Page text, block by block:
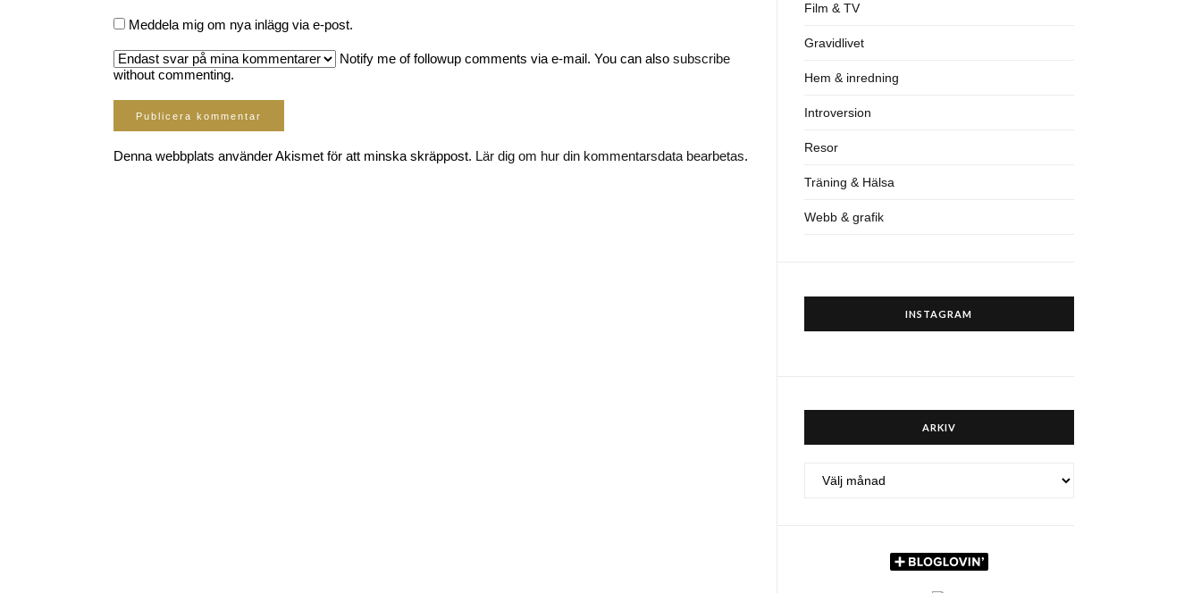
Meddela mig om nya inlägg via e-post.
Notify me of followup comments via e-mail. You can also subscribe
without commenting.
Denna webbplats använder Akismet för att minska skräppost. Lär dig om hur din kommentarsdata bearbetas.
Film & TV
Gravidlivet
Hem & inredning
Introversion
Resor
Träning & Hälsa
Webb & grafik
INSTAGRAM
ARKIV